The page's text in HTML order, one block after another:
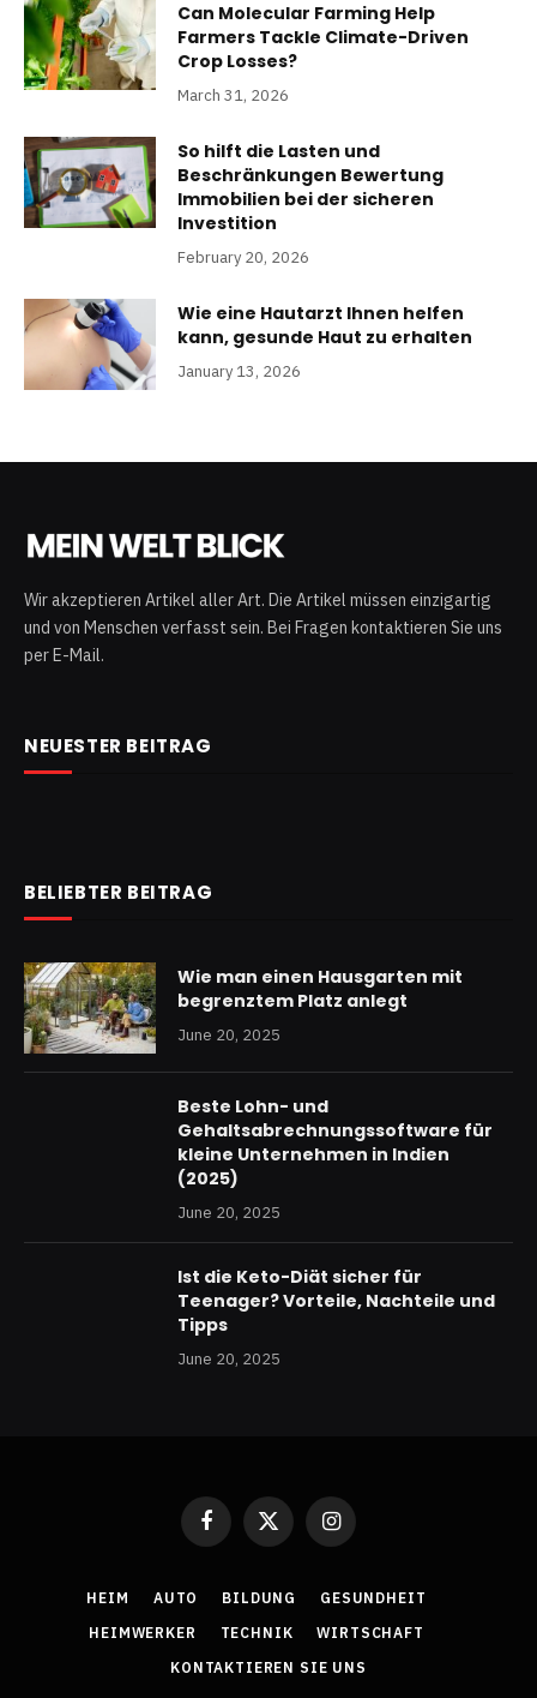
Can Molecular Farming Help
Farmers Tackle Climate-Driven
Crop Losses?
March 31, 2026
So hilft die Lasten und
Beschränkungen Bewertung
Immobilien bei der sicheren
Investition
February 20, 2026
Wie eine Hautarzt Ihnen helfen
kann, gesunde Haut zu erhalten
January 13, 2026
Wir akzeptieren Artikel aller Art. Die Artikel müssen einzigartig
und von Menschen verfasst sein. Bei Fragen kontaktieren Sie uns
per E-Mail.
NEUESTER BEITRAG
BELIEBTER BEITRAG
Wie man einen Hausgarten mit
begrenztem Platz anlegt
June 20, 2025
Beste Lohn- und
Gehaltsabrechnungssoftware für
kleine Unternehmen in Indien
(2025)
June 20, 2025
Ist die Keto-Diät sicher für
Teenager? Vorteile, Nachteile und
Tipps
June 20, 2025
Facebook
X
Instagram
HEIM AUTO BILDUNG
GESUNDHEIT
HEIMWERKER
TECHNIK
WIRTSCHAFT
KONTAKTIEREN SIE UNS